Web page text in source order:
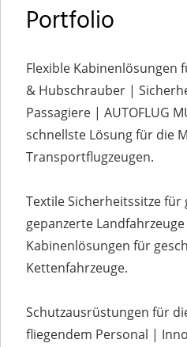
Portfolio
Flexible Kabinenlösungen
& Hubschrauber |
Passagiere | AUTOFLUG
schnellste Lösung für die
Transportflugzeugen.
Textile Sicherheitssitze
gepanzerte
Kabinenlösungen für
Kettenfahrzeuge.
Schutzausrüstungen für
fliegendem Personal |